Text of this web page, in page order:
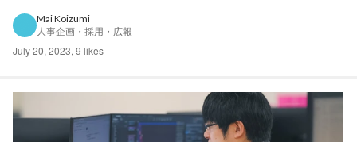
入社を決意したのか、LabBaseの魅力やプラットフォーム開発本部の魅
力などLabBaseのエン...
Mai Koizumi
人事企画・採用・広報
July 20, 2023,9 likes